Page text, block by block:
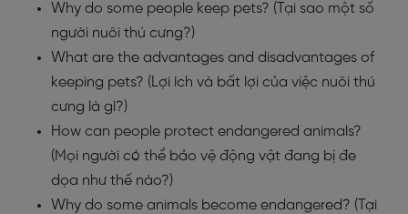
Why do some people keep pets? (Tại sao một số
người nuôi thú cưng?)
What are the advantages and disadvantages of
keeping pets? (Lợi ích và bất lợi của việc nuôi thú
cưng là gì?)
How can people protect endangered animals?
(Mọi người có thể bảo vệ động vật đang bị đe
dọa như thế nào?)
Why do some animals become endangered? (Tại